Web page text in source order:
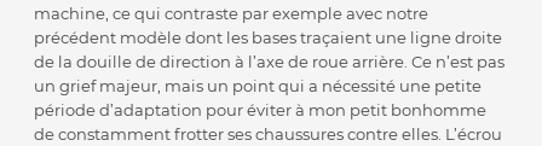
machine, ce qui contraste par exemple avec notre
précédent modèle dont les bases traçaient une ligne droite
de la douille de direction à l’axe de roue arrière. Ce n’est pas
un grief majeur, mais un point qui a nécessité une petite
période d’adaptation pour éviter à mon petit bonhomme
de constamment frotter ses chaussures contre elles. L’écrou